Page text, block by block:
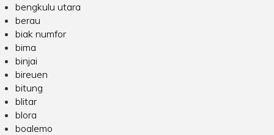
bengkulu utara
berau
biak numfor
bima
binjai
bireuen
bitung
blitar
blora
boalemo